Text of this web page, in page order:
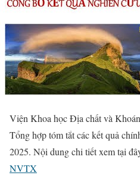
Viện Khoa học Địa chất và
Tổng hợp tóm tắt các kết quả
2025. Nội dung chi tiết xem tại
NVTX